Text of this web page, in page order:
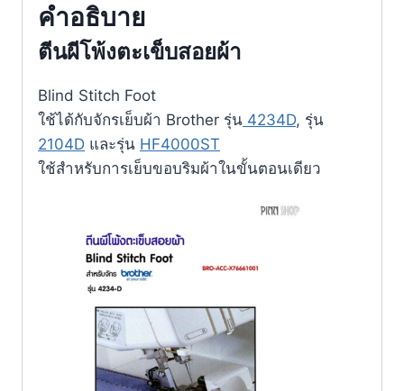
คำอธิบาย
ตีนผีโพ้งตะเข็บสอยผ้า
Blind Stitch Foot
ใช้ได้กับจักรเย็บผ้า Brother รุ่น 4234D, รุ่น
2104D และรุ่น HF4000ST
ใช้สำหรับการเย็บขอบริมผ้าในขั้นตอนเดียว